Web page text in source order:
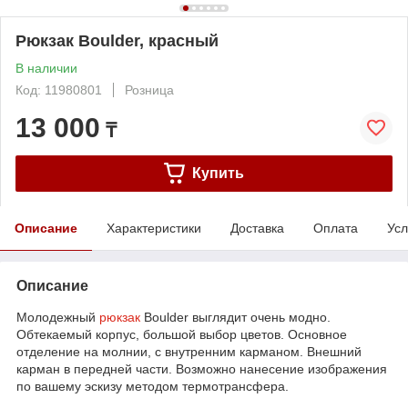
Рюкзак Boulder, красный
В наличии
Код: 11980801
Розница
13 000 ₸
Купить
Описание Характеристики Доставка Оплата
Описание
Молодежный рюкзак Boulder выглядит очень модно.
Обтекаемый корпус, большой выбор цветов. Основное
отделение на молнии, с внутренним карманом. Внешний
карман в передней части. Возможно нанесение изображения
по вашему эскизу методом термотрансфера.